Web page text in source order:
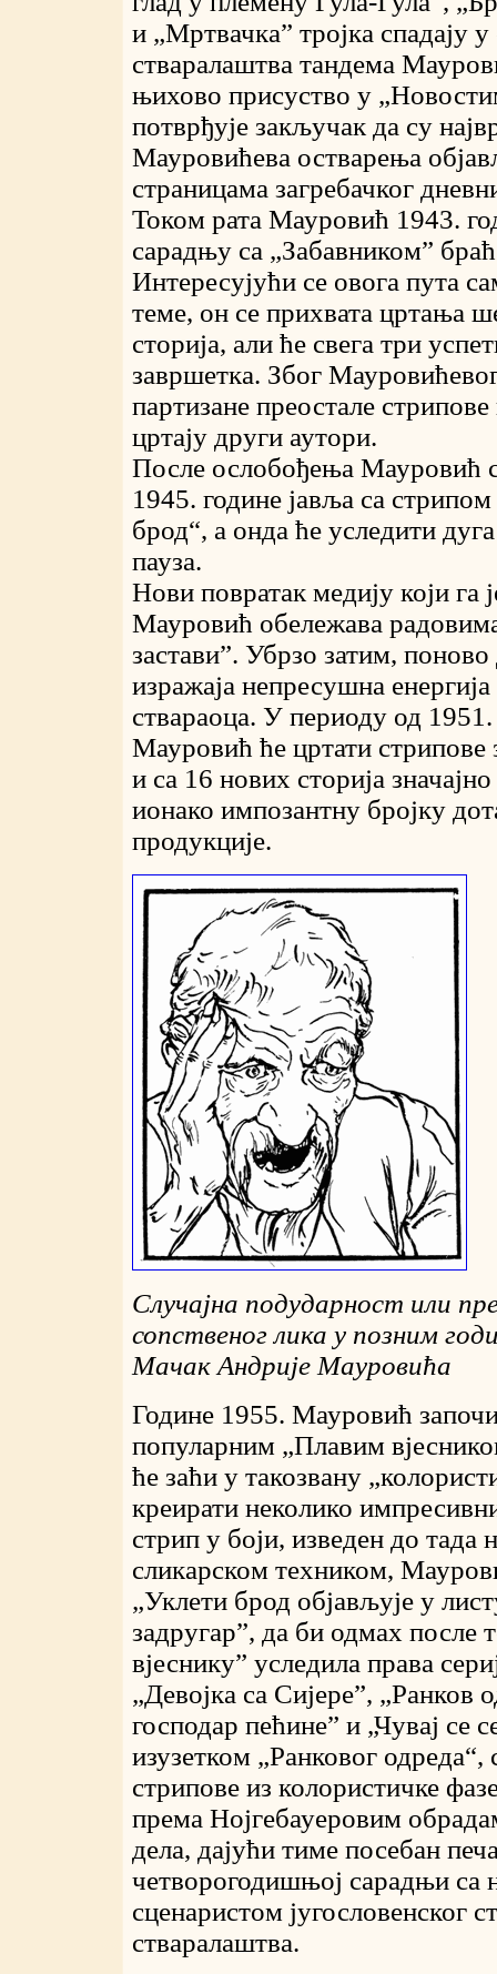
и „Мртвачка” тројка спадају
стваралаштва тандема
њихово присуство у
потврђује закључак да су
Мауровићева остварења
страницама загребачког
Током рата Мауровић 1943.
сарадњу са „Забавником”
Интересујући се овога пута
теме, он се прихвата цртања
сторија, али ће свега три
завршетка. Због
партизане преостале
цртају други аутори.
После ослобођења Мауровић
1945. године јавља са
брод“, а онда ће уследити
пауза.
Нови повратак медију који га
Мауровић обележава
застави”. Убрзо затим,
изражаја непресушна енергија
ствараоца. У периоду од
Мауровић ће цртати стрипове
и са 16 нових сторија
ионако импозантну бројку
продукције.
Случајна подударност или
сопственог лика у позним
Мачак Андрије Мауровића
Године 1955. Мауровић
популарним „Плавим
ће заћи у такозвану
креирати неколико
стрип у боји, изведен до тада
сликарском техником,
„Уклети брод објављује у
задругар”, да би одмах после
вјеснику” уследила права
„Девојка са Сијере”, „Ранков
господар пећине” и „Чувај се
изузетком „Ранковог одреда“,
стрипове из колористичке
према Нојгебауеровим
дела, дајући тиме посебан
четворогодишњој сарадњи са
сценаристом југословенског
стваралаштва.